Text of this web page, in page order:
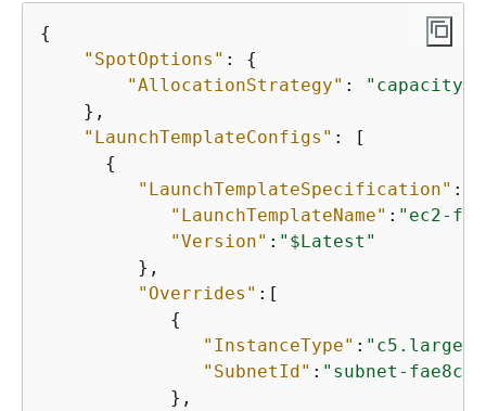
{
"SpotOptions" : {
"AllocationStrategy" :
"capacity-
    },
"LaunchTemplateConfigs" : [
{
"LaunchTemplateSpecification" :
"LaunchTemplateName" : "ec2-
"Version" : "$Latest"
         },
"Overrides" :[
{
"InstanceType" : "c5.large"
"SubnetId" : "subnet-
            },